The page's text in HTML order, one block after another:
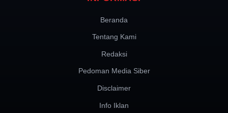
Beranda
Tentang Kami
Redaksi
Pedoman Media Siber
Disclaimer
Info Iklan